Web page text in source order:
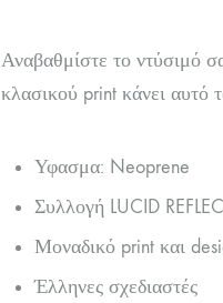
Αναβαθμίστε το ντύσιμό
κλασικού print κάνει αυτό
Υφασμα: Neoprene
Συλλογή LUCID
Μοναδικό print και
Έλληνες σχεδιαστές